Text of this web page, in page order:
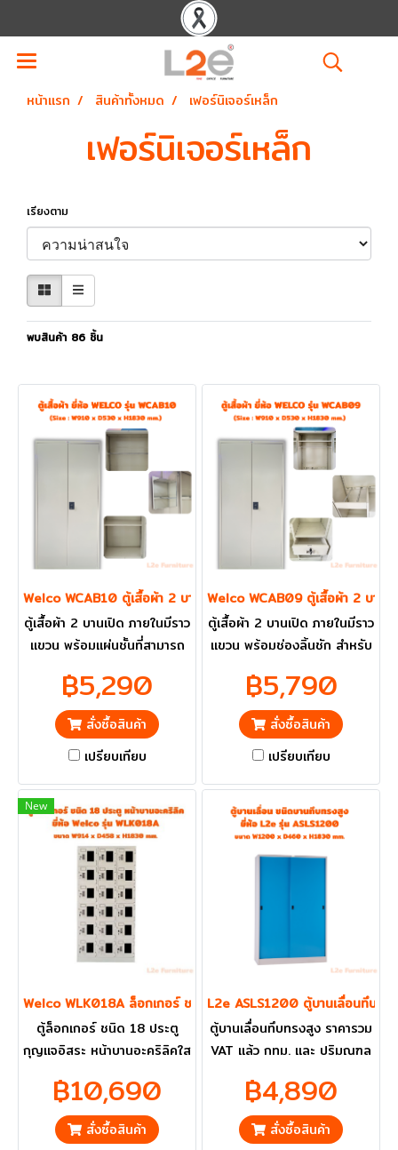
หน้าแรก สินค้าทั้งหมด เฟอร์นิเจอร์เหล็ก
เฟอร์นิเจอร์เหล็ก
เรียงตาม
พบสินค้า 86 ชิ้น
Welco WCAB10 ตู้เสื้อผ้า 2 บานเปิด
ตู้เสื้อผ้า 2 บานเปิด ภายในมีราว
แขวน พร้อมแผ่นชั้นที่สามารถ
ราคารวม VAT แล้ว กทม. และ
ปริมณฑลส่งฟรี
฿5,290
สั่งซื้อสินค้า
เปรียบเทียบ
Welco WCAB09 ตู้เสื้อผ้า 2 บานเ
ตู้เสื้อผ้า 2 บานเปิด ภายในมีราว
แขวน พร้อมช่องลิ้นชัก สำหรับ
VAT แล้ว กทม. และ ปริมณฑล
ส่งฟรี
฿5,790
สั่งซื้อสินค้า
เปรียบเทียบ
New
Welco WLK018A ล็อกเกอร์ ชนิด 18 ประตู หน้าบานอะคริลิค
ตู้ล็อกเกอร์ ชนิด 18 ประตู
กุญแจอิสระ หน้าบานอะคริลิคใส
รวม VAT แล้ว กทม. และ
ปริมณฑลส่งฟรี
฿10,690
สั่งซื้อสินค้า
L2e ASLS1200 ตู้บานเลื่อนทึบทร
ตู้บานเลื่อนทึบทรงสูง ราคารวม
VAT แล้ว กทม. และ ปริมณฑล
฿4,890
สั่งซื้อสินค้า